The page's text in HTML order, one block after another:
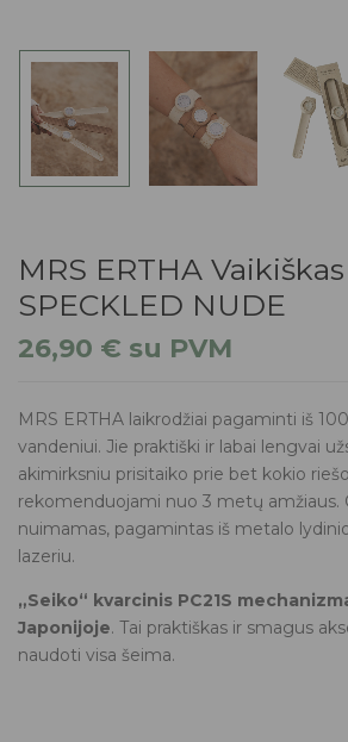
MRS ERTHA
SPECKLED NUDE
26,90 € su PVM
MRS ERTHA laikrodžiai pagaminti iš
vandeniui. Jie praktiški ir labai lengvai
akimirksniu prisitaiko prie bet kokio
rekomenduojami nuo 3 metų amžiaus.
nuimamas, pagamintas iš metalo
lazeriu.
„Seiko“ kvarcinis PC21S
Japonijoje. Tai praktiškas ir smagus
naudoti visa šeima.